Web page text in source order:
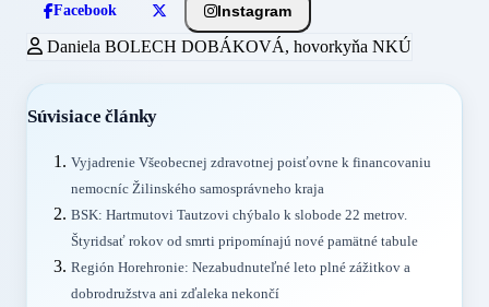
Facebook Instagram
Daniela BOLECH DOBÁKOVÁ, hovorkyňa NKÚ
Súvisiace články
Vyjadrenie Všeobecnej zdravotnej poisťovne k financovaniu
nemocníc Žilinského samosprávneho kraja
BSK: Hartmutovi Tautzovi chýbalo k slobode 22 metrov.
Štyridsať rokov od smrti pripomínajú nové pamätné tabule
Región Horehronie: Nezabudnuteľné leto plné zážitkov a
dobrodružstva ani zďaleka nekončí